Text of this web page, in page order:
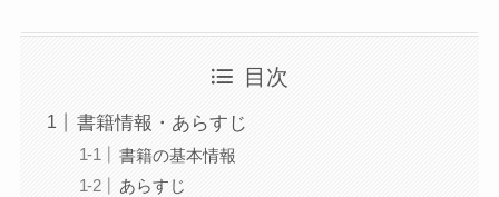
目次
書籍情報・あらすじ
書籍の基本情報
あらすじ